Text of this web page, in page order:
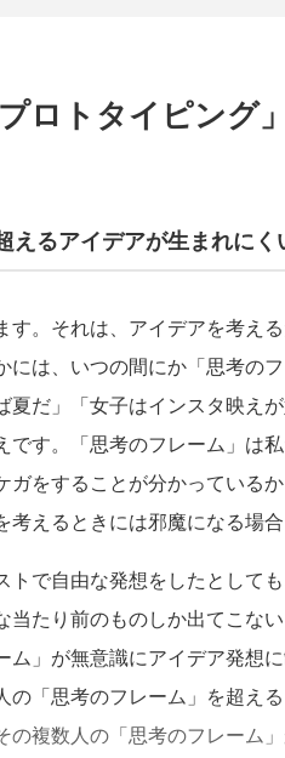
ロトタイピング
えるアイデアが生まれにく
。それは、アイデアを考え
は、いつの間にか「思考の
夏だ」「女子はインスタ映え
です。「思考のフレーム」は
ガをすることが分かっている
えるときには邪魔になる場合
で自由な発想をしたとして
当たり前のものしか出てこな
ム」が無意識にアイデア発想
の「思考のフレーム」を超え
の複数人の「思考のフレーム